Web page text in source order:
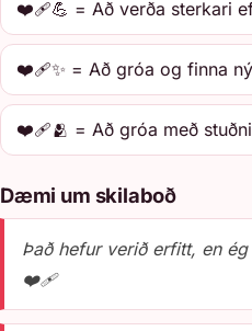
❤️‍🩹💪 = Að verða sterkari
❤️‍🩹✨ = Að gróa og finna
❤️‍🩹🫂 = Að gróa með
Dæmi um skilaboð
Það hefur verið erfitt, en
❤️‍🩹